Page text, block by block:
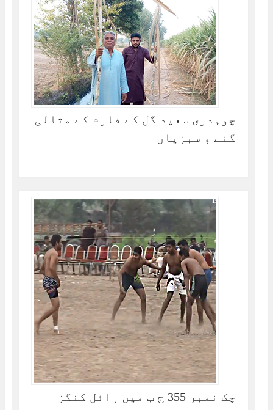
چوہدری سعید گل کے فارم کے مثالی
گنے و سبزیاں
چک نمبر 355 ج ب میں رائل کنگز